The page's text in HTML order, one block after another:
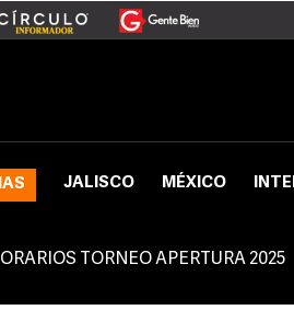
JALISCO MÉXICO
TORNEO APERTURA 2025